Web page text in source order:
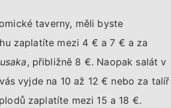
taverny, měli byste
zaplatíte mezi 4 € a 7 € a za
, přibližně 8 €. Naopak salát v
vyjde na 10 až 12 € nebo za talíř
zaplatíte mezi 15 a 18 €.